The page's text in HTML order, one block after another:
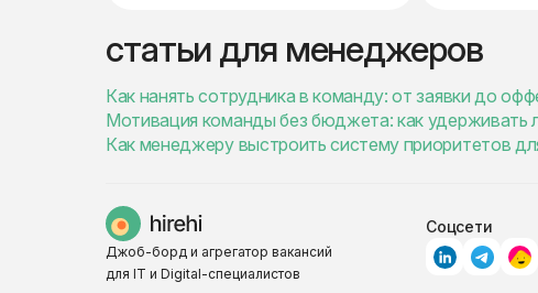
статьи для менеджеров
Как нанять сотрудника в команду: от заявки до
Мотивация команды без бюджета: как удерживать
Как менеджеру выстроить систему приоритетов
Джоб-борд и агрегатор вакансий
для IT и Digital-специалистов
Соцсети